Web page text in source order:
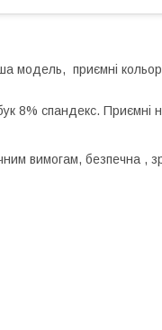
приємні кольори,
8% спандекс. Приємні
вимогам, безпечна ,